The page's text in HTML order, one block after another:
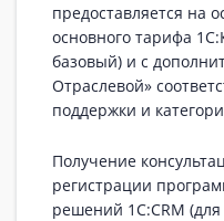
предоставляется на
основного тарифа
базовый) и с
Отраслевой»
поддержки и
Получение
регистрации
решений 1C:CRM